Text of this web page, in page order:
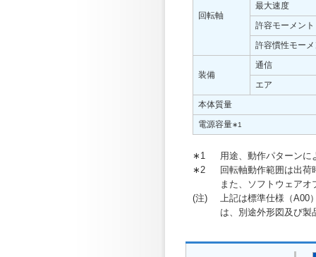
回転軸
最大速度
許容モーメント
許容慣性モー
装備
通信
エア
本体質量
電源容量∗1
∗1
用途、動作パターンに
∗2
回転軸動作範囲は出
また、ソフトウェア
(注)
上記は標準仕様（A00
は、別途外形図及び製